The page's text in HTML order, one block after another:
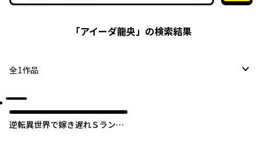
「アイーダ龍央」の検索結果
全1作品
逆転異世界で嫁き遅れＳランク